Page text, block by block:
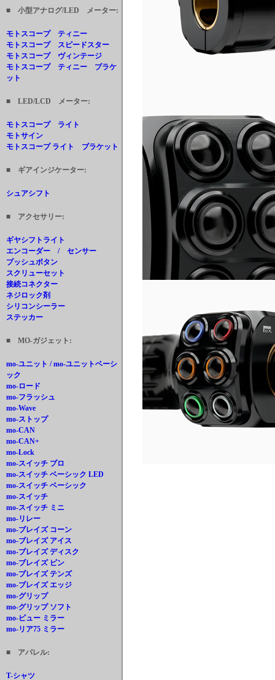
■ 小型アナログ/LED メーター:
モトスコープ ティニー
モトスコープ スピードスター
モトスコープ ヴィンテージ
モトスコープ ティニー ブラケ
ット
■ LED/LCD メーター:
モトスコープ ライト
モトサイン
モトスコープ ライト ブラケット
■ ギアインジケーター:
シュアシフト
■ アクセサリー:
ギヤシフトライト
エンコーダー / センサー
プッシュボタン
スクリューセット
接続コネクター
ネジロック剤
シリコンシーラー
ステッカー
■ MO-ガジェット:
mo-ユニット / mo-ユニットベーシ
ック
mo-ロード
mo-フラッシュ
mo-Wave
mo-ストップ
mo-CAN
mo-CAN+
mo-Lock
mo-スイッチ プロ
mo-スイッチ ベーシック LED
mo-スイッチ ベーシック
mo-スイッチ
mo-スイッチ ミニ
mo-リレー
mo-ブレイズ コーン
mo-ブレイズ アイス
mo-ブレイズ ディスク
mo-ブレイズ ピン
mo-ブレイズ テンズ
mo-ブレイズ エッジ
mo-グリップ
mo-グリップ ソフト
mo-ビュー ミラー
mo-リア75 ミラー
■ アパレル:
T-シャツ